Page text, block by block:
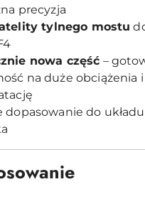
precyzja
tylnego mostu
nowa część –
na duże obciążenia
dopasowanie do